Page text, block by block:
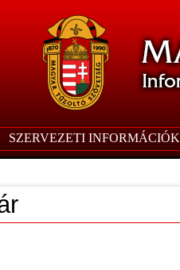
SZERVEZETI INFORMÁCIÓK